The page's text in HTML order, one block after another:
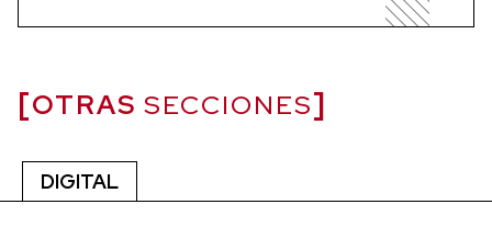
OTRAS SECCIONES
DIGITAL